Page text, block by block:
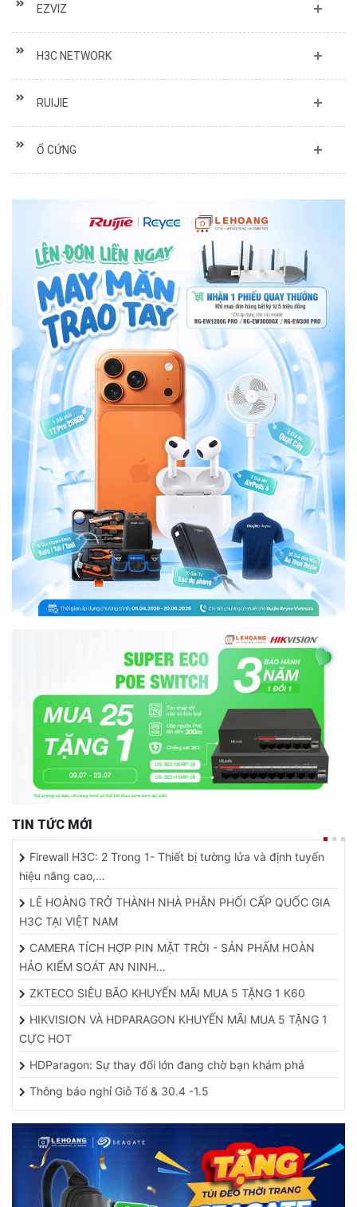
EZVIZ
H3C NETWORK
RUIJIE
Ổ CỨNG
TIN TỨC MỚI
Firewall H3C: 2 Trong 1- Thiết bị tường lửa và định tuyến
hiệu năng cao,…
LÊ HOÀNG TRỞ THÀNH NHÀ PHÂN PHỐI CẤP QUỐC GIA
H3C TẠI VIỆT NAM
CAMERA TÍCH HỢP PIN MẶT TRỜI - SẢN PHẨM HOÀN
HẢO KIỂM SOÁT AN NINH…
ZKTECO SIÊU BÃO KHUYẾN MÃI MUA 5 TẶNG 1 K60
HIKVISION VÀ HDPARAGON KHUYẾN MÃI MUA 5 TẶNG 1
CỰC HOT
HDParagon: Sự thay đổi lớn đang chờ bạn khám phá
Thông báo nghỉ Giỗ Tổ & 30.4 -1.5